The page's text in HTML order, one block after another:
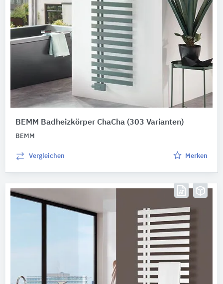
BEMM Badheizkörper ChaCha (303 Varianten)
BEMM
Vergleichen Merken